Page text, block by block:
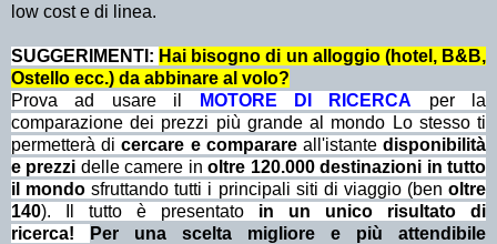
low cost e di linea.
SUGGERIMENTI: Hai bisogno di un alloggio (hotel, B&B,
Ostello ecc.) da abbinare al volo?
Prova ad usare il
MOTORE DI RICERCA
per la
comparazione dei prezzi più grande al mondo Lo stesso ti
permetterà dicercare e comparare all'istantedisponibilità
e prezzi delle camere inoltre 120.000 destinazioni in tutto
il mondo sfruttando tutti i principali siti di viaggio (benoltre
140). Il tutto è presentato in un unico risultato di
ricerca!
Per una scelta migliore e più attendibile